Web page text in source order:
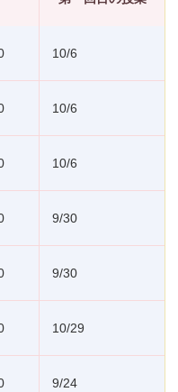
10/6
10/6
10/6
9/30
9/30
10/29
9/24